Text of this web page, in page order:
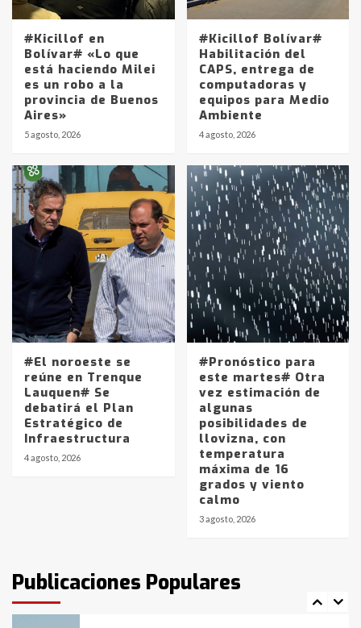
#Kicillof en
Bolívar# «Lo que
está haciendo Milei
es un robo a la
provincia de Buenos
Aires»
5 agosto, 2026
#Kicillof Bolívar#
Habilitación del
CAPS, entrega de
computadoras y
equipos para Medio
Ambiente
4 agosto, 2026
#El noroeste se
reúne en Trenque
Lauquen# Se
debatirá el Plan
Estratégico de
Infraestructura
4 agosto, 2026
#Pronóstico para
este martes# Otra
vez estimación de
algunas
posibilidades de
llovizna, con
temperatura
máxima de 16
grados y viento
calmo
3 agosto, 2026
Publicaciones Populares
Identidad de los adolescentes
pampeanos que fueron
protagonistas del fatal accidente
en la mañana del lunes
4
Accidente en Ruta 5: falleció un
joven de Trenque Lauquen
5
Los precios de los combustibles en
La Pampa, desde YPF hasta Axion
entre 857 a 1338 pesos
La Bolsa de Cereales de Bahía
Blanca anticipa que Agosto vendrá
con lluvias y heladas, en gran parte
fueron detenidos por
comercialización de drogas en la
tarde del sábado